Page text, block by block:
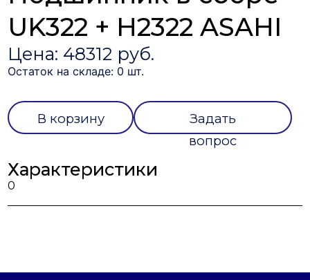
UK322 + H2322 ASAHI
Цена: 48312 руб.
Остаток на складе: 0 шт.
В корзину
Задать
вопрос
Характеристики
0